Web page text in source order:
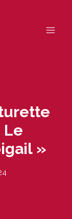
Le
»